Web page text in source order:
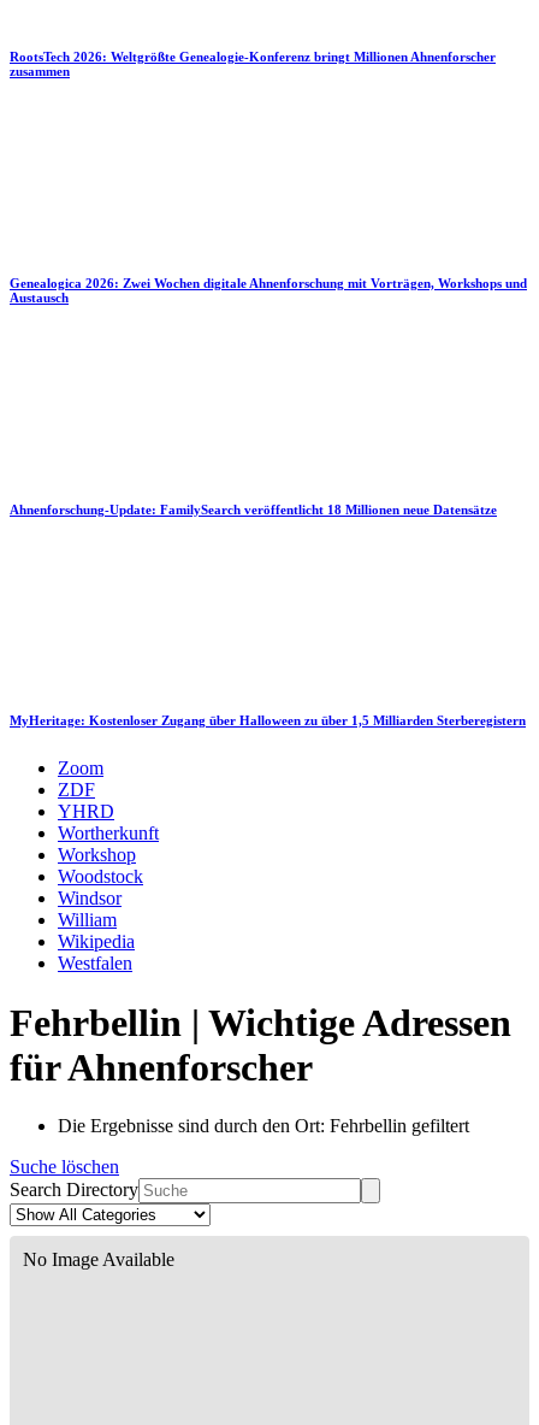
RootsTech 2026: Weltgrößte Genealogie-Konferenz bringt Millionen Ahnenforscher
zusammen
Genealogica 2026: Zwei Wochen digitale Ahnenforschung mit Vorträgen, Workshops und
Austausch
Ahnenforschung-Update: FamilySearch veröffentlicht 18 Millionen neue Datensätze
MyHeritage: Kostenloser Zugang über Halloween zu über 1,5 Milliarden Sterberegistern
Zoom
ZDF
YHRD
Wortherkunft
Workshop
Woodstock
Windsor
William
Wikipedia
Westfalen
Fehrbellin | Wichtige Adressen
für Ahnenforscher
Die Ergebnisse sind durch den Ort: Fehrbellin gefiltert
Suche löschen
Search Directory
No Image Available